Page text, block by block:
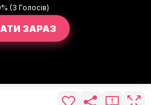
(3 Голосів)
ЗАРАЗ